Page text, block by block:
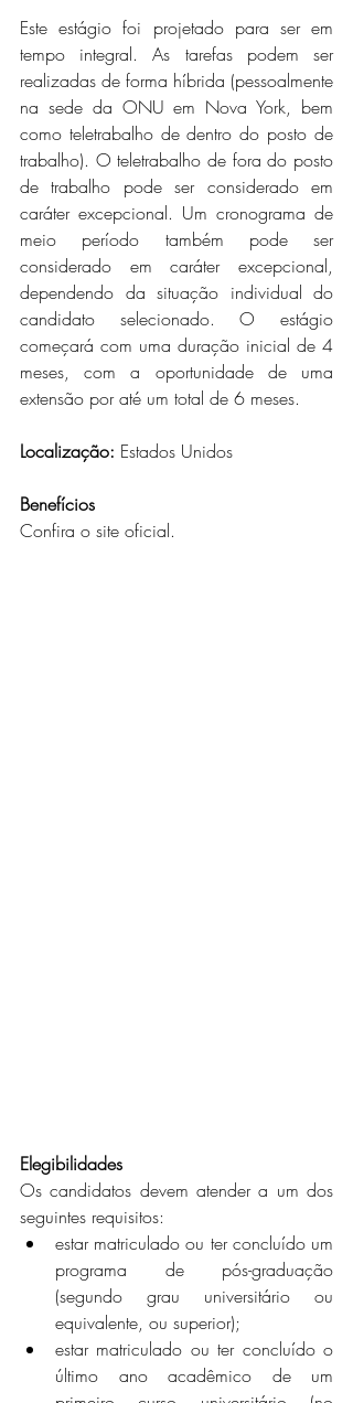
Este estágio foi projetado para ser em
tempo integral. As tarefas podem ser
realizadas de forma híbrida (pessoalmente
na sede da ONU em Nova York, bem
como teletrabalho de dentro do posto de
trabalho). O teletrabalho de fora do posto
de trabalho pode ser considerado em
caráter excepcional. Um cronograma de
meio período também pode ser
considerado em caráter excepcional,
dependendo da situação individual do
candidato selecionado. O estágio
começará com uma duração inicial de 4
meses, com a oportunidade de uma
extensão por até um total de 6 meses.
Localização: Estados Unidos
Benefícios
Confira o site oficial.
Elegibilidades
Os candidatos devem atender a um dos
seguintes requisitos:
estar matriculado ou ter concluído um
programa de pós-graduação
(segundo grau universitário ou
equivalente, ou superior);
estar matriculado ou ter concluído o
último ano acadêmico de um